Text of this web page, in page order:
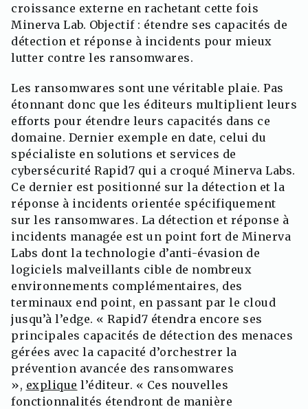
croissance externe en rachetant cette fois
Minerva Lab. Objectif : étendre ses capacités de
détection et réponse à incidents pour mieux
lutter contre les ransomwares.
Les ransomwares sont une véritable plaie. Pas
étonnant donc que les éditeurs multiplient leurs
efforts pour étendre leurs capacités dans ce
domaine. Dernier exemple en date, celui du
spécialiste en solutions et services de
cybersécurité Rapid7 qui a croqué Minerva Labs.
Ce dernier est positionné sur la détection et la
réponse à incidents orientée spécifiquement
sur les ransomwares. La détection et réponse à
incidents managée est un point fort de Minerva
Labs dont la technologie d’anti-évasion de
logiciels malveillants cible de nombreux
environnements complémentaires, des
terminaux end point, en passant par le cloud
jusqu’à l’edge. « Rapid7 étendra encore ses
principales capacités de détection des menaces
gérées avec la capacité d’orchestrer la
prévention avancée des ransomwares
», explique l’éditeur. « Ces nouvelles
fonctionnalités étendront de manière